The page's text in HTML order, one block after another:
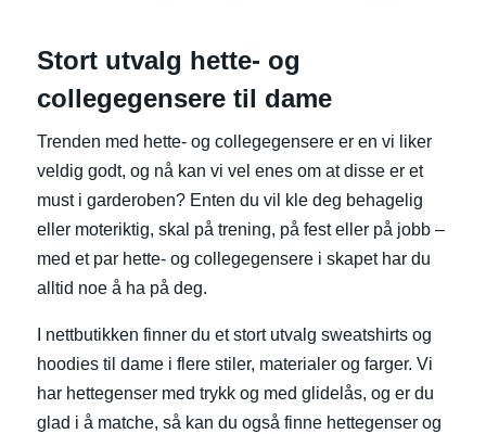
Stort utvalg hette- og
collegegensere til dame
Trenden med hette- og collegegensere er en vi liker
veldig godt, og nå kan vi vel enes om at disse er et
must i garderoben? Enten du vil kle deg behagelig
eller moteriktig, skal på trening, på fest eller på jobb –
med et par hette- og collegegensere i skapet har du
alltid noe å ha på deg.
I nettbutikken finner du et stort utvalg sweatshirts og
hoodies til dame i flere stiler, materialer og farger. Vi
har hettegenser med trykk og med glidelås, og er du
glad i å matche, så kan du også finne hettegenser og